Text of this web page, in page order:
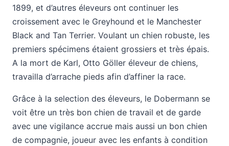
1899, et d’autres éleveurs ont continuer les
croissement avec le Greyhound et le Manchester
Black and Tan Terrier. Voulant un chien robuste, les
premiers spécimens étaient grossiers et très épais.
A la mort de Karl, Otto Göller éleveur de chiens,
travailla d’arrache pieds afin d’affiner la race.
Grâce à la selection des éleveurs, le Dobermann se
voit être un très bon chien de travail et de garde
avec une vigilance accrue mais aussi un bon chien
de compagnie, joueur avec les enfants à condition